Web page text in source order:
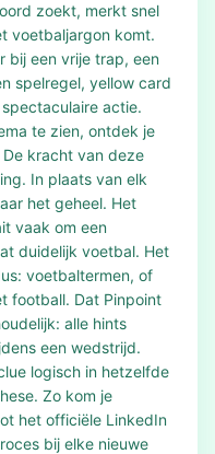
zoekt, merkt snel
voetbaljargon komt.
bij een vrije trap, een
spelregel, yellow card
actie.
te zien, ontdek je
kracht van deze
In plaats van elk
het geheel. Het
vaak om een
duidelijk voetbal. Het
voetbaltermen, of
football. Dat Pinpoint
alle hints
een wedstrijd.
logisch in hetzelfde
Zo kom je
het officiële LinkedIn
bij elke nieuwe